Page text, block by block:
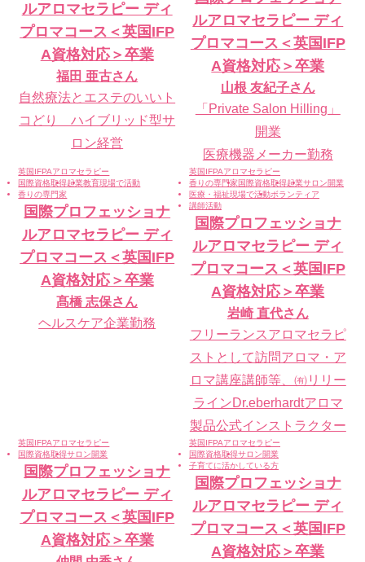
ルアロマセラピー ディ
プロマコース＜英国IFP
A資格対応＞卒業
福田 亜古さん
自然療法とエステのいいト
コどり ハイブリッド型サ
ロン経営
ルアロマセラピー ディ
プロマコース＜英国IFP
A資格対応＞卒業
山根 友紀子さん
「Private Salon Hilling」
開業
医療機器メーカー勤務
英国IFPAアロマセラピー
国際資格取得起業教育現場で活動
香りの専門家
国際プロフェッショナ
ルアロマセラピー ディ
プロマコース＜英国IFP
A資格対応＞卒業
髙橋 志保さん
ヘルスケア企業勤務
英国IFPAアロマセラピー
香りの専門家国際資格取得起業サロン開業
医療・福祉現場で活動ボランティア
講師活動
国際プロフェッショナ
ルアロマセラピー ディ
プロマコース＜英国IFP
A資格対応＞卒業
岩崎 直代さん
フリーランスアロマセラピ
ストとして訪問アロマ・ア
ロマ講座講師等、㈲リリー
ラインDr.eberhardtアロマ
製品公式インストラクター
英国IFPAアロマセラピー
国際資格取得サロン開業
国際プロフェッショナ
ルアロマセラピー ディ
プロマコース＜英国IFP
A資格対応＞卒業
英国IFPAアロマセラピー
国際資格取得サロン開業
子育てに活かしている方
国際プロフェッショナ
ルアロマセラピー ディ
プロマコース＜英国IFP
A資格対応＞卒業